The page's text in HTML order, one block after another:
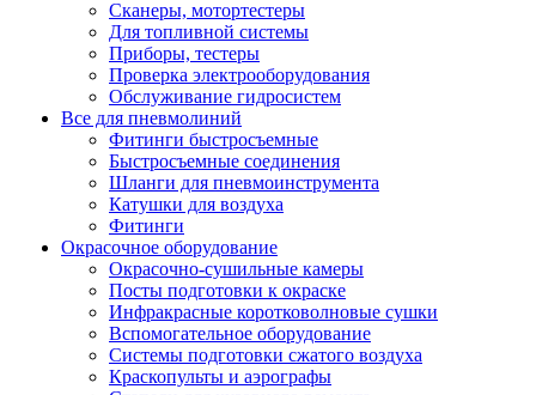
Сканеры, мотортестеры
Для топливной системы
Приборы, тестеры
Проверка электрооборудования
Обслуживание гидросистем
Все для пневмолиний
Фитинги быстросъемные
Быстросъемные соединения
Шланги для пневмоинструмента
Катушки для воздуха
Фитинги
Окрасочное оборудование
Окрасочно-сушильные камеры
Посты подготовки к окраске
Инфракрасные коротковолновые сушки
Вспомогательное оборудование
Системы подготовки сжатого воздуха
Краскопульты и аэрографы